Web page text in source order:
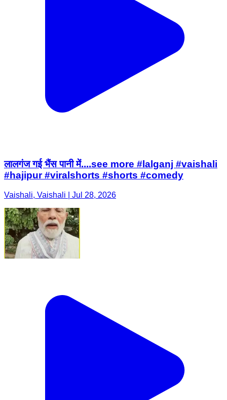
लालगंज गई भैंस पानी में....see more #lalganj #vaishali
#hajipur #viralshorts #shorts #comedy
Vaishali, Vaishali | Jul 28, 2026